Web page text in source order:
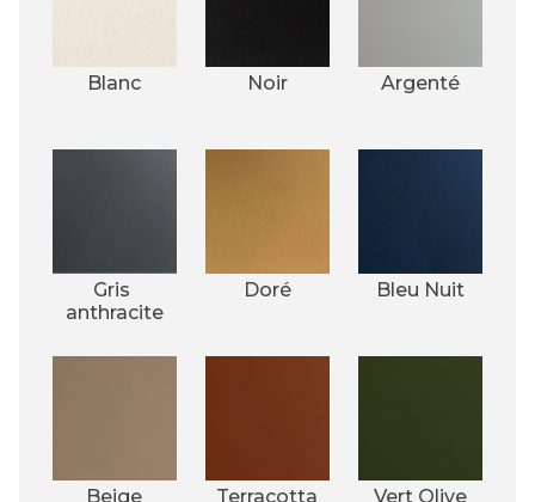
Blanc Noir Argenté
Gris
anthracite
Doré Bleu Nuit
Beige Terracotta Vert Olive